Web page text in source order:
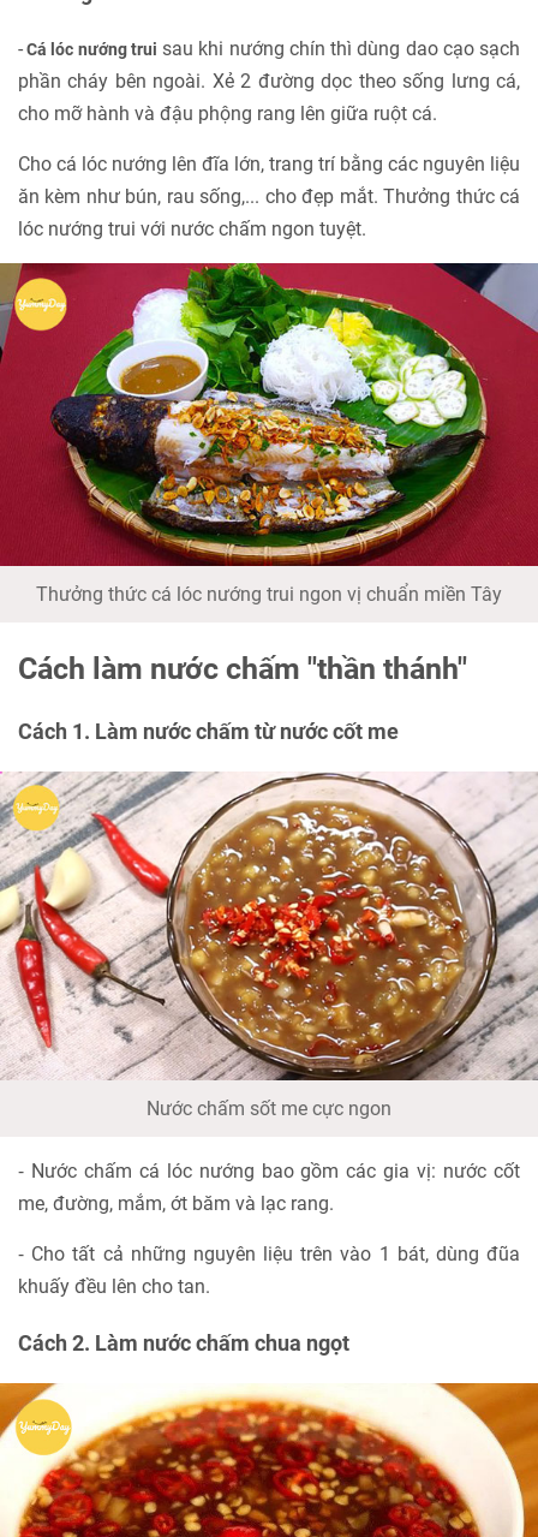
-Cá lóc nướng trui sau khi nướng chín thì dùng dao cạo sạch
phần cháy bên ngoài. Xẻ 2 đường dọc theo sống lưng cá,
cho mỡ hành và đậu phộng rang lên giữa ruột cá.
Cho cá lóc nướng lên đĩa lớn, trang trí bằng các nguyên liệu
ăn kèm như bún, rau sống,... cho đẹp mắt. Thưởng thức cá
lóc nướng trui với nước chấm ngon tuyệt.
Thưởng thức cá lóc nướng trui ngon vị chuẩn miền Tây
Cách làm nước chấm "thần thánh"
Cách 1. Làm nước chấm từ nước cốt me
Nước chấm sốt me cực ngon
⁃ Nước chấm cá lóc nướng bao gồm các gia vị: nước cốt
me, đường, mắm, ớt băm và lạc rang.
⁃ Cho tất cả những nguyên liệu trên vào 1 bát, dùng đũa
khuấy đều lên cho tan.
Cách 2. Làm nước chấm chua ngọt